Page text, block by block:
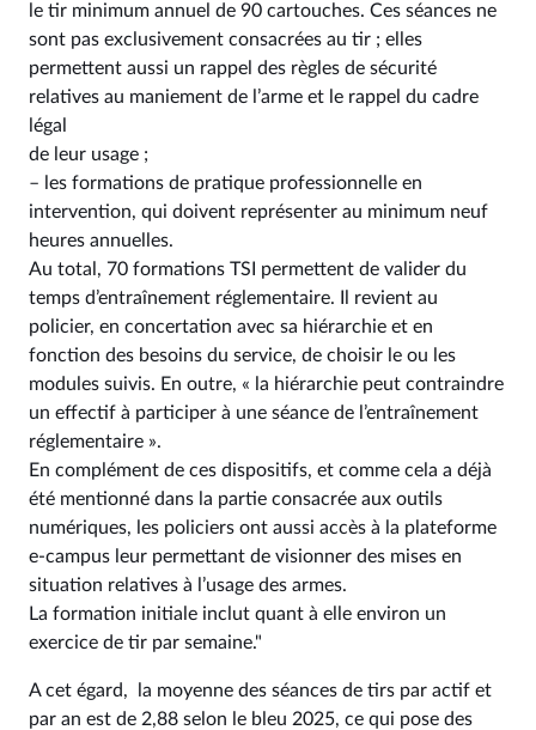
le tir minimum annuel de 90 cartouches. Ces séances ne
sont pas exclusivement consacrées au tir ; elles
permettent aussi un rappel des règles de sécurité
relatives au maniement de l’arme et le rappel du cadre
légal
de leur usage ;
– les formations de pratique professionnelle en
intervention, qui doivent représenter au minimum neuf
heures annuelles.
Au total, 70 formations TSI permettent de valider du
temps d’entraînement réglementaire. Il revient au
policier, en concertation avec sa hiérarchie et en
fonction des besoins du service, de choisir le ou les
modules suivis. En outre, « la hiérarchie peut contraindre
un effectif à participer à une séance de l’entraînement
réglementaire ».
En complément de ces dispositifs, et comme cela a déjà
été mentionné dans la partie consacrée aux outils
numériques, les policiers ont aussi accès à la plateforme
e-campus leur permettant de visionner des mises en
situation relatives à l’usage des armes.
La formation initiale inclut quant à elle environ un
exercice de tir par semaine."
A cet égard, la moyenne des séances de tirs par actif et
par an est de 2,88 selon le bleu 2025, ce qui pose des